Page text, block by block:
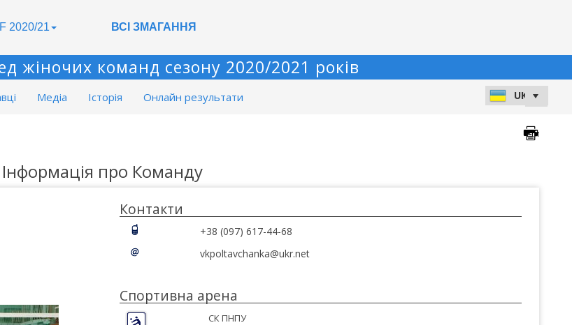
2020/21 ВСІ ЗМАГАННЯ
жіночих команд сезону 2020/2021 років
Медіа Історія Онлайн результати
Інформація про Команду
Контакти
+38 (097) 617-44-68
vkpoltavchanka@ukr.net
Спортивна арена
СК ПНПУ